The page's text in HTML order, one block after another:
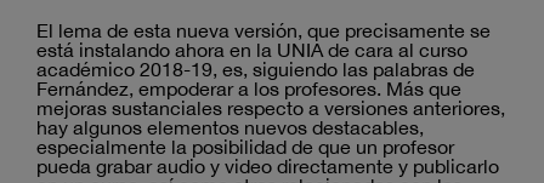
El lema de esta nueva versión, que precisamente se
está instalando ahora en la UNIA de cara al curso
académico 2018-19, es, siguiendo las palabras de
Fernández, empoderar a los profesores. Más que
mejoras sustanciales respecto a versiones anteriores,
hay algunos elementos nuevos destacables,
especialmente la posibilidad de que un profesor
pueda grabar audio y video directamente y publicarlo